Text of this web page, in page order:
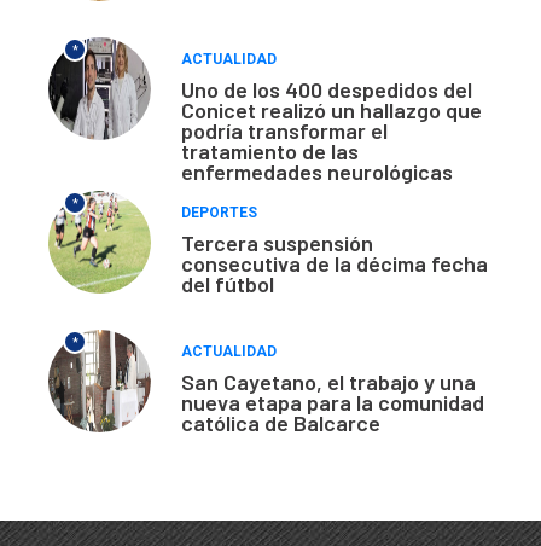
*
ACTUALIDAD
Uno de los 400 despedidos del
Conicet realizó un hallazgo que
podría transformar el
tratamiento de las
enfermedades neurológicas
*
DEPORTES
Tercera suspensión
consecutiva de la décima fecha
del fútbol
*
ACTUALIDAD
San Cayetano, el trabajo y una
nueva etapa para la comunidad
católica de Balcarce